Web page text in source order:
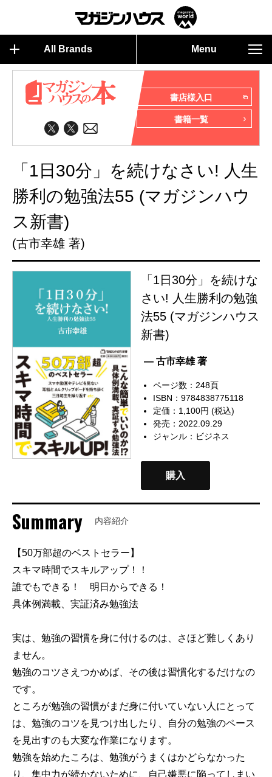
All Brands Menu
書店様入口
書籍一覧
「1日30分」を続けなさい! 人生
勝利の勉強法55 (マガジンハウ
ス新書)
(古市幸雄 著)
「1日30分」を続けな
さい! 人生勝利の勉強
法55 (マガジンハウス
新書)
— 古市幸雄 著
ページ数：248頁
ISBN：9784838775118
定価：1,100円 (税込)
発売：2022.09.29
ジャンル： ビジネス
購入
Summary 内容紹介
【50万部超のベストセラー】
スキマ時間でスキルアップ！！
誰でもできる！ 明日からできる！
具体例満載、実証済み勉強法
実は、勉強の習慣を身に付けるのは、さほど難しくあり
ません。
勉強のコツさえつかめば、その後は習慣化するだけなの
です。
ところが勉強の習慣がまだ身に付いていない人にとって
は、勉強のコツを見つけ出したり、自分の勉強のペース
を見出すのも大変な作業になります。
勉強を始めたころは、勉強がうまくはかどらなかった
り、集中力が続かないために、自己嫌悪に陥ってしまい